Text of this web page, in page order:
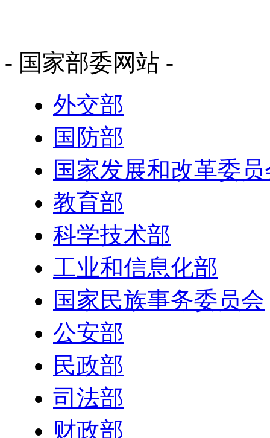
- 国家部委网站 -
外交部
国防部
国家发展和改革委
教育部
科学技术部
工业和信息化部
国家民族事务委员会
公安部
民政部
司法部
财政部